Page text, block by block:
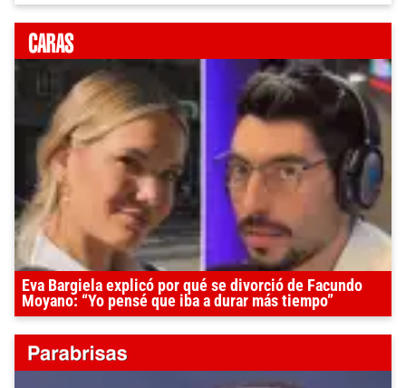
Eva Bargiela explicó por qué se divorció de Facundo
Moyano: “Yo pensé que iba a durar más tiempo”